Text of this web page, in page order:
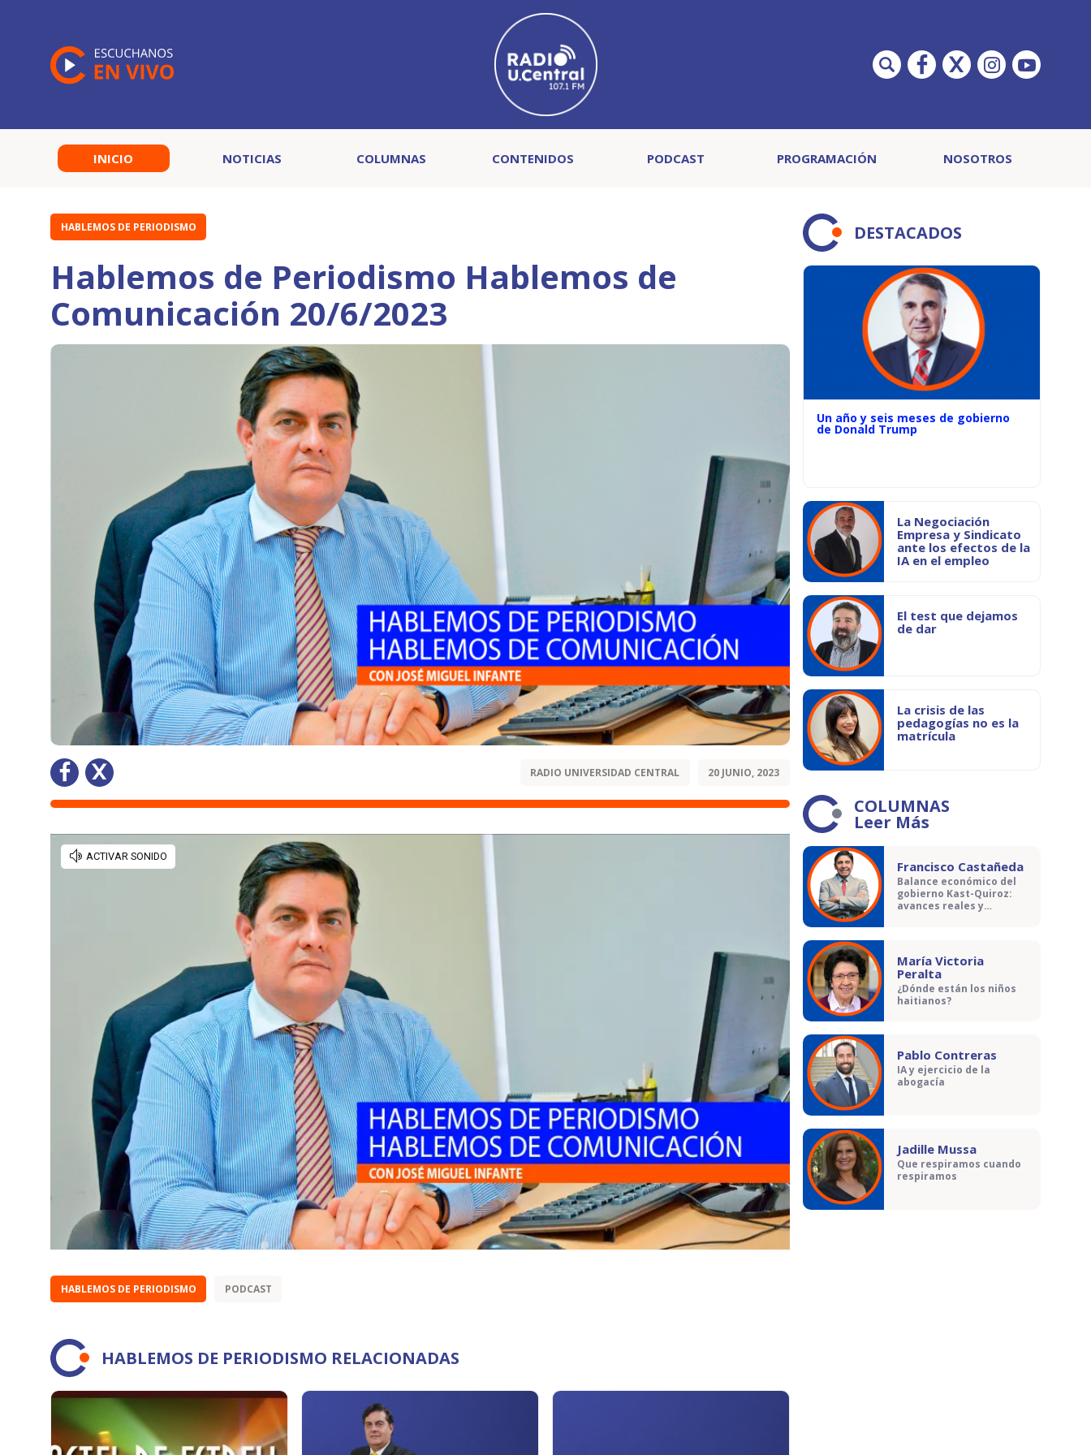
INICIO NOTICIAS COLUMNAS CONTENIDOS PODCAST PROGRAMACIÓN NOSOTROS
HABLEMOS DE PERIODISMO
Hablemos de Periodismo Hablemos de
Comunicación 20/6/2023
RADIO UNIVERSIDAD CENTRAL 20 JUNIO, 2023
HABLEMOS DE PERIODISMO PODCAST
HABLEMOS DE PERIODISMO RELACIONADAS
DESTACADOS
Un año y seis meses de gobierno
de Donald Trump
La Negociación
Empresa y Sindicato
ante los efectos de la
IA en el empleo
El test que dejamos
de dar
La crisis de las
pedagogías no es la
matrícula
COLUMNAS
Leer Más
Francisco Castañeda
Balance económico del
gobierno Kast-Quiroz:
avances reales y
María Victoria
Peralta
¿Dónde están los niños
haitianos?
Pablo Contreras
IA y ejercicio de la
abogacía
Jadille Mussa
Que respiramos cuando
respiramos